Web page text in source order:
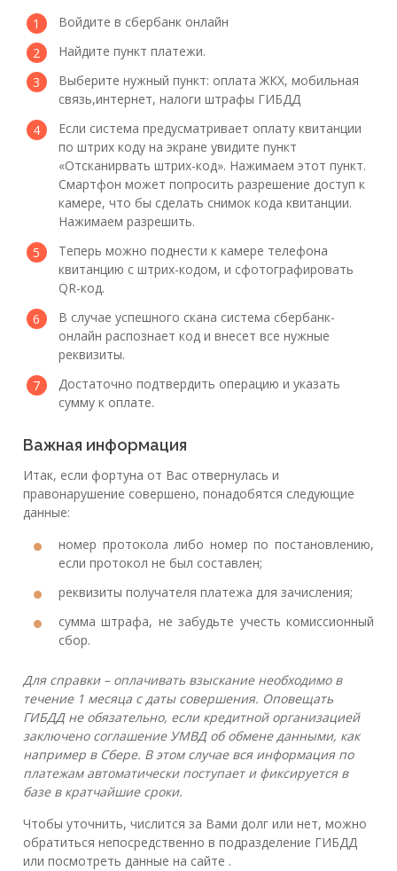
Войдите в сбербанк онлайн
Найдите пункт платежи.
Выберите нужный пункт: оплата ЖКХ, мобильная
связь,интернет, налоги штрафы ГИБДД
Если система предусматривает оплату квитанции
по штрих коду на экране увидите пункт
«Отсканирвать штрих-код». Нажимаем этот пункт.
Смартфон может попросить разрешение доступ к
камере, что бы сделать снимок кода квитанции.
Нажимаем разрешить.
Теперь можно поднести к камере телефона
квитанцию с штрих-кодом, и сфотографировать
QR-код.
В случае успешного скана система сбербанк-
онлайн распознает код и внесет все нужные
реквизиты.
Достаточно подтвердить операцию и указать
сумму к оплате.
Важная информация
Итак, если фортуна от Вас отвернулась и
правонарушение совершено, понадобятся следующие
данные:
номер протокола либо номер по постановлению,
если протокол не был составлен;
реквизиты получателя платежа для зачисления;
сумма штрафа, не забудьте учесть комиссионный
сбор.
Для справки – оплачивать взыскание необходимо в
течение 1 месяца с даты совершения. Оповещать
ГИБДД не обязательно, если кредитной организацией
заключено соглашение УМВД об обмене данными, как
например в Сбере. В этом случае вся информация по
платежам автоматически поступает и фиксируется в
базе в кратчайшие сроки.
Чтобы уточнить, числится за Вами долг или нет, можно
обратиться непосредственно в подразделение ГИБДД
или посмотреть данные на сайте .